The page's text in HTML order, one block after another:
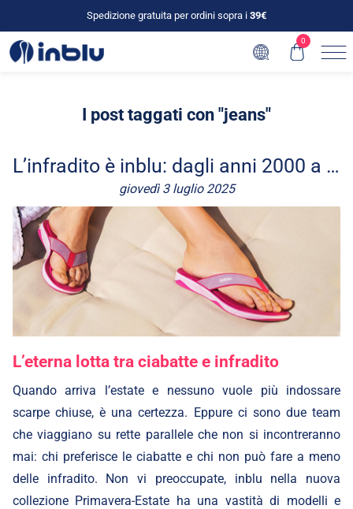
Spedizione gratuita per ordini sopra i 39€
0
I post taggati con "jeans"
L’infradito è inblu: dagli anni 2000 a oggi
giovedì 3 luglio 2025
L’eterna lotta tra ciabatte e infradito
Quando arriva l’estate e nessuno vuole più indossare
scarpe chiuse, è una certezza. Eppure ci sono due team
che viaggiano su rette parallele che non si incontreranno
mai: chi preferisce le ciabatte e chi non può fare a meno
delle infradito. Non vi preoccupate, inblu nella nuova
collezione Primavera-Estate ha una vastità di modelli e